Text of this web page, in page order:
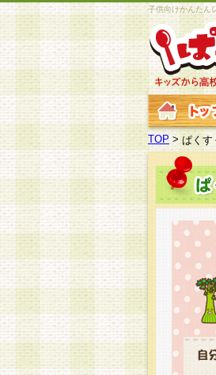
子供向けかんたん
TOP >ぱくす